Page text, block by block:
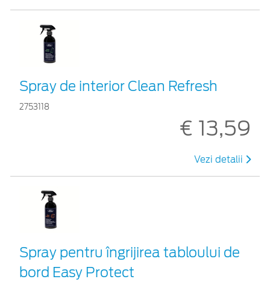
Spray de interior Clean Refresh
2753118
€ 13,59
Vezi detalii
Spray pentru îngrijirea tabloului de
bord Easy Protect